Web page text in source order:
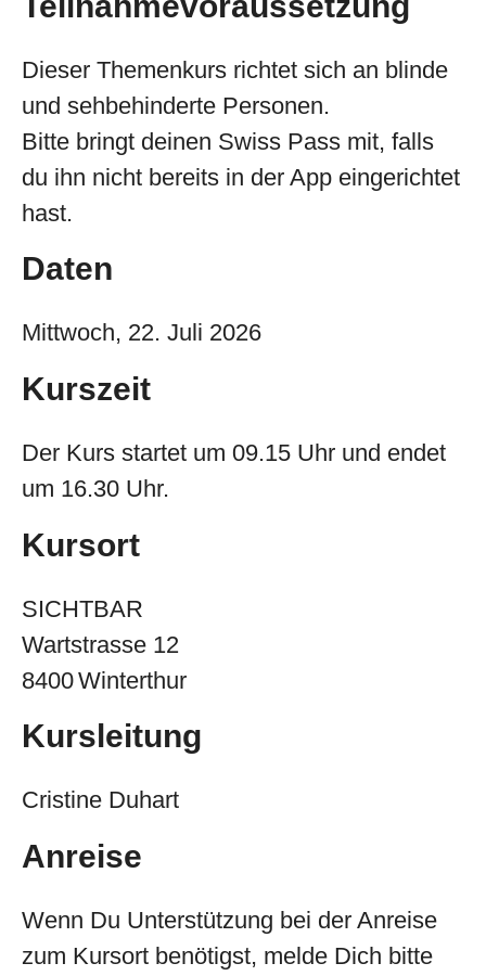
Dieser Themenkurs richtet sich an blinde
und sehbehinderte Personen.
Bitte bringt deinen Swiss Pass mit, falls
du ihn nicht bereits in der App eingerichtet
hast.
Daten
Mittwoch, 22. Juli 2026
Kurszeit
Der Kurs startet um 09.15 Uhr und endet
um 16.30 Uhr.
Kursort
SICHTBAR
Wartstrasse 12
8400 Winterthur
Kursleitung
Cristine Duhart
Anreise
Wenn Du Unterstützung bei der Anreise
zum Kursort benötigst, melde Dich bitte